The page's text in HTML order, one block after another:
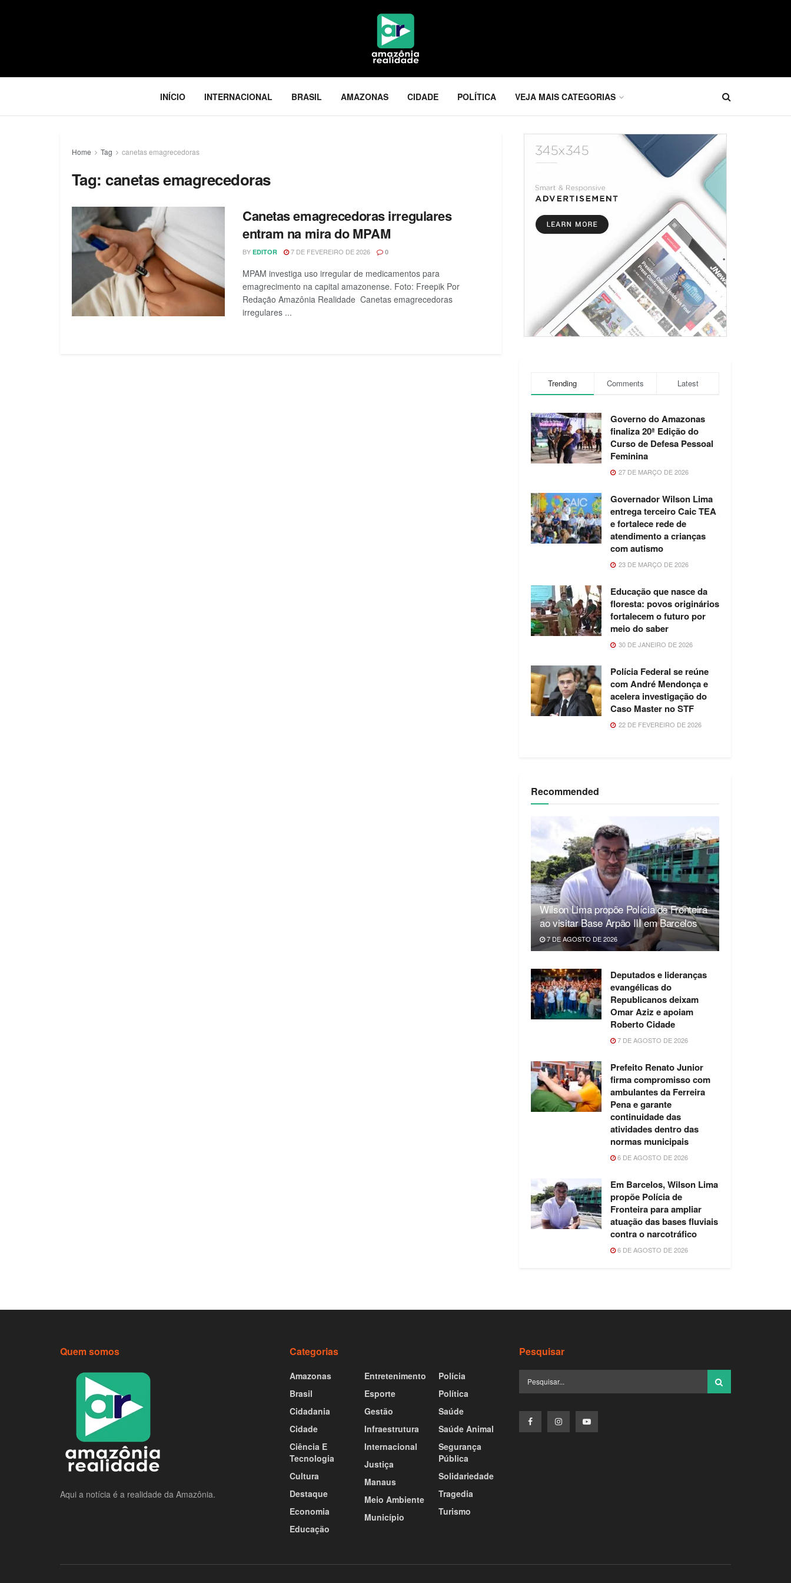
INÍCIO INTERNACIONAL BRASIL AMAZONAS CIDADE POLÍTICA VEJA MAIS CATEGORIAS
Home Tag canetas emagrecedoras
Tag: canetas emagrecedoras
Canetas emagrecedoras irregulares
entram na mira do MPAM
BY EDITOR 7 DE FEVEREIRO DE 2026 0
MPAM investiga uso irregular de medicamentos para
emagrecimento na capital amazonense. Foto: Freepik Por
Redação Amazônia Realidade Canetas emagrecedoras
irregulares ...
Trending Comments Latest
Governo do Amazonas
finaliza 20ª Edição do
Curso de Defesa Pessoal
Feminina
27 DE MARÇO DE 2026
Governador Wilson Lima
entrega terceiro Caic TEA
e fortalece rede de
atendimento a crianças
com autismo
23 DE MARÇO DE 2026
Educação que nasce da
floresta: povos originários
fortalecem o futuro por
meio do saber
30 DE JANEIRO DE 2026
Polícia Federal se reúne
com André Mendonça e
acelera investigação do
Caso Master no STF
22 DE FEVEREIRO DE 2026
Recommended
Wilson Lima propõe Polícia de Fronteira
ao visitar Base Arpão III em Barcelos
7 DE AGOSTO DE 2026
Deputados e lideranças
evangélicas do
Republicanos deixam
Omar Aziz e apoiam
Roberto Cidade
7 DE AGOSTO DE 2026
Prefeito Renato Junior
firma compromisso com
ambulantes da Ferreira
Pena e garante
continuidade das
atividades dentro das
normas municipais
6 DE AGOSTO DE 2026
Em Barcelos, Wilson Lima
propõe Polícia de
Fronteira para ampliar
atuação das bases fluviais
contra o narcotráfico
6 DE AGOSTO DE 2026
Quem somos
Aqui a notícia é a realidade da Amazônia.
Categorias
Amazonas
Brasil
Cidadania
Cidade
Ciência E
Tecnologia
Cultura
Destaque
Economia
Educação
Entretenimento
Esporte
Gestão
Infraestrutura
Internacional
Justiça
Manaus
Meio Ambiente
Município
Polícia
Política
Saúde
Saúde Animal
Segurança
Pública
Solidariedade
Tragedia
Turismo
Pesquisar